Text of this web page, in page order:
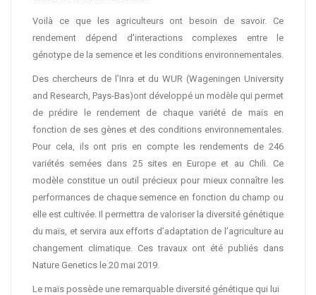
Voilà ce que les agriculteurs ont besoin de savoir. Ce
rendement dépend d’interactions complexes entre le
génotype de la semence et les conditions environnementales.
Des chercheurs de l’Inra et du WUR (Wageningen University
and Research, Pays-Bas)ont développé un modèle qui permet
de prédire le rendement de chaque variété de maïs en
fonction de ses gènes et des conditions environnementales.
Pour cela, ils ont pris en compte les rendements de 246
variétés semées dans 25 sites en Europe et au Chili. Ce
modèle constitue un outil précieux pour mieux connaître les
performances de chaque semence en fonction du champ ou
elle est cultivée. Il permettra de valoriser la diversité génétique
du maïs, et servira aux efforts d’adaptation de l’agriculture au
changement climatique. Ces travaux ont été publiés dans
Nature Genetics le 20 mai 2019.
Le maïs possède une remarquable diversité génétique qui lui